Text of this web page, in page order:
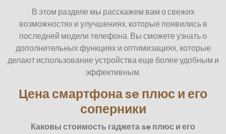
В этом разделе мы расскажем вам о свежих
возможностях и улучшениях, которые появились в
последней модели телефона. Вы сможете узнать о
дополнительных функциях и оптимизациях, которые
делают использование устройства еще более удобным и
эффективным.
Цена смартфона se плюс и его
соперники
Каковы стоимость гаджета se плюс и его